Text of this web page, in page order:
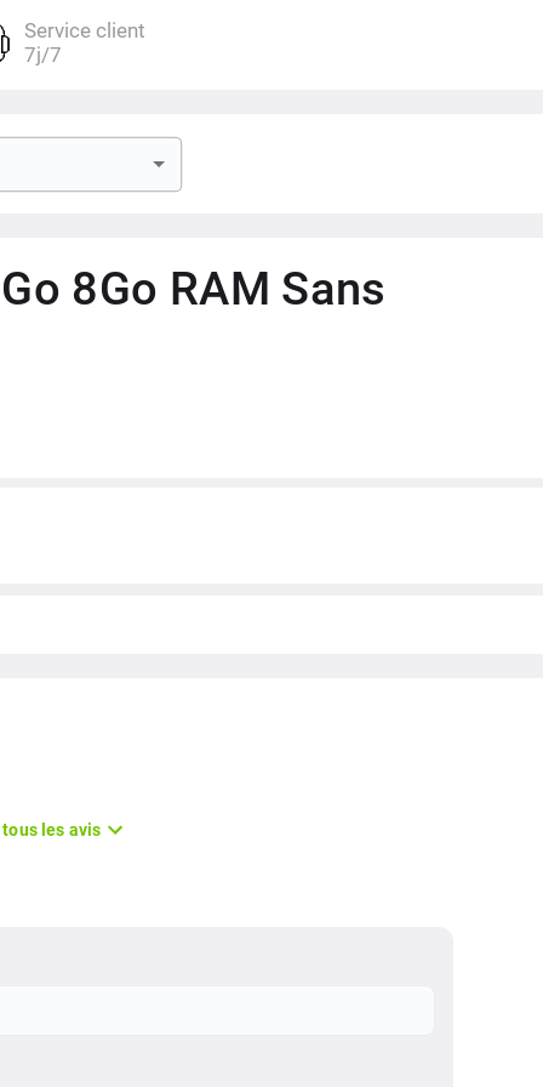
3x3.2 GHz Cortex-A725 & 4x2.2 GHz Cortex-A725)
Service client
7j/7
8Go RAM Sans
les avis